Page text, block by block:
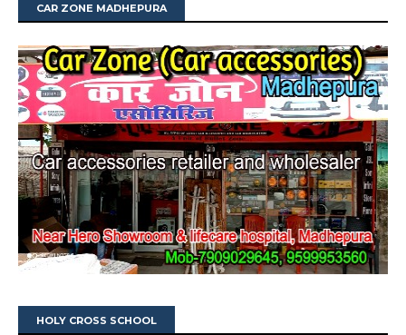
CAR ZONE MADHEPURA
HOLY CROSS SCHOOL